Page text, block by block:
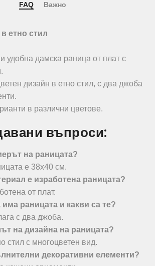
FAQ Важно
етно стил
удобна дамска раница от плат с
дизайн в етно стил, с два джоба
в различни цветове.
въпроси:
на раницата?
е 38х40 см.
е изработена раницата?
от плат.
раницата и какви са те?
с два джоба.
на дизайна на раницата?
стил с многоцветен вид.
декоративни елементи?